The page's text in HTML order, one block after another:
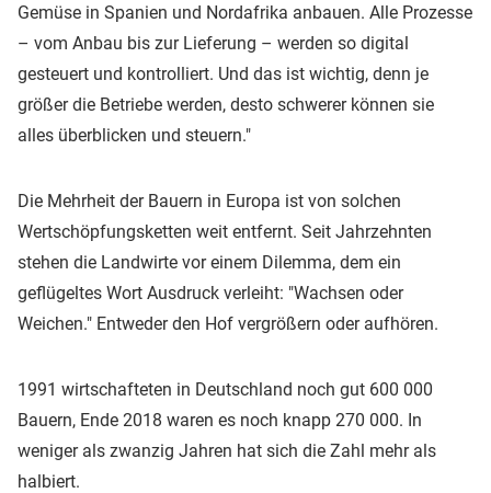
Gemüse in Spanien und Nordafrika anbauen. Alle Prozesse
– vom Anbau bis zur Lieferung – werden so digital
gesteuert und kontrolliert. Und das ist wichtig, denn je
größer die Betriebe werden, desto schwerer können sie
alles überblicken und steuern."
Die Mehrheit der Bauern in Europa ist von solchen
Wertschöpfungsketten weit entfernt. Seit Jahrzehnten
stehen die Landwirte vor einem Dilemma, dem ein
geflügeltes Wort Ausdruck verleiht: "Wachsen oder
Weichen." Entweder den Hof vergrößern oder aufhören.
1991 wirtschafteten in Deutschland noch gut 600 000
Bauern, Ende 2018 waren es noch knapp 270 000. In
weniger als zwanzig Jahren hat sich die Zahl mehr als
halbiert.